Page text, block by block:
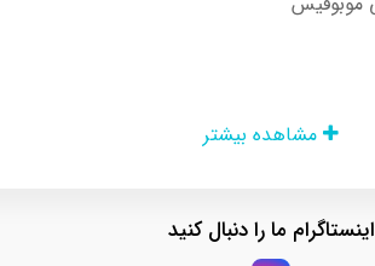
مشاهده بیشتر
اینستاگرام ما را دنبال کنید